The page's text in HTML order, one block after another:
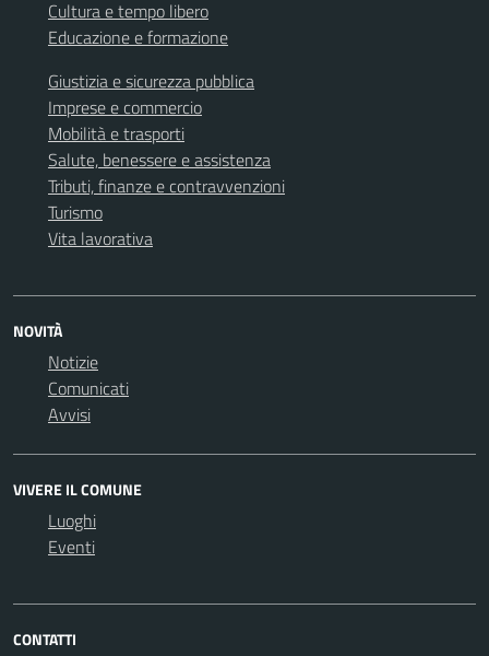
Cultura e tempo libero
Educazione e formazione
Giustizia e sicurezza pubblica
Imprese e commercio
Mobilità e trasporti
Salute, benessere e assistenza
Tributi, finanze e contravvenzioni
Turismo
Vita lavorativa
NOVITÀ
Notizie
Comunicati
Avvisi
VIVERE IL COMUNE
Luoghi
Eventi
CONTATTI